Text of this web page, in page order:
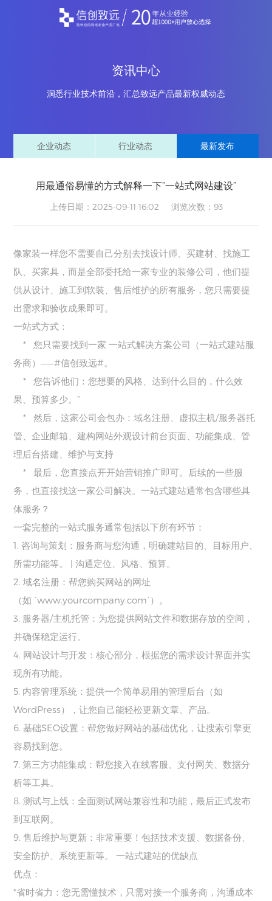
资讯中心
洞悉行业技术前沿，汇总致远产品最新权威动态
企业动态 行业动态 最新发布
用最通俗易懂的方式解释一下“一站式网站建设”
上传日期：2025-09-11 16:02 浏览次数： 93
像家装一样您不需要自己分别去找设计师、买建材、找施工
队、买家具，而是全部委托给一家专业的装修公司，他们提
供从设计、施工到软装、售后维护的所有服务，您只需要提
出需求和验收成果即可。
一站式方式：
*您只需要找到一家 一站式解决方案公司（一站式建站服
务商）——#信创致远#。
*您告诉他们：您想要的风格、达到什么目的，什么效
果、预算多少。 ”
*然后，这家公司会包办：域名注册、虚拟主机/服务器托
管、企业邮箱、建构网站外观设计前台页面、功能集成、管
理后台搭建、维护与支持
*最后，您直接点开开始营销推广即可。后续的一些服
务，也直接找这一家公司解决。一站式建站通常包含哪些具
体服务？
一套完整的一站式服务通常包括以下所有环节：
1. 咨询与策划：服务商与您沟通，明确建站目的、目标用户、
所需功能等。
|沟通定位、风格、预算。
2.域名注册：帮您购买网站的网址
（如 `www.yourcompany.com`）。
3. 服务器/主机托管：为您提供网站文件和数据存放的空间，
并确保稳定运行。
4. 网站设计与开发：核心部分，根据您的需求设计界面并实
现所有功能。
5. 内容管理系统：提供一个简单易用的管理后台（如
WordPress），让您自己能轻松更新文章、产品。
6.基础SEO设置：帮您做好网站的基础优化，让搜索引擎更
容易找到您。
7.第三方功能集成：帮您接入在线客服、支付网关、数据分
析等工具。
8.测试与上线：全面测试网站兼容性和功能，最后正式发布
到互联网。
9.售后维护与更新：非常重要！包括技术支援、数据备份、
安全防护、系统更新等。
一站式建站的优缺点
优点：
*省时省力：您无需懂技术，只需对接一个服务商，沟通成本